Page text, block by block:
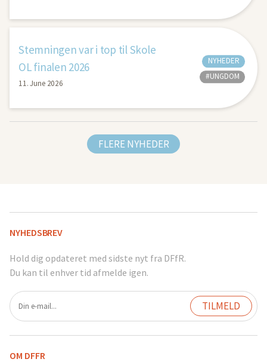
Stemningen var i top til Skole
OL finalen 2026
11. June 2026
NYHEDER
#UNGDOM
FLERE NYHEDER
NYHEDSBREV
Hold dig opdateret med sidste nyt fra DFfR.
Du kan til enhver tid afmelde igen.
OM DFFR